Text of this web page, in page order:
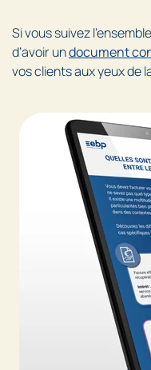
Si vous suivez
d’avoir undocument
vos clients aux yeux de